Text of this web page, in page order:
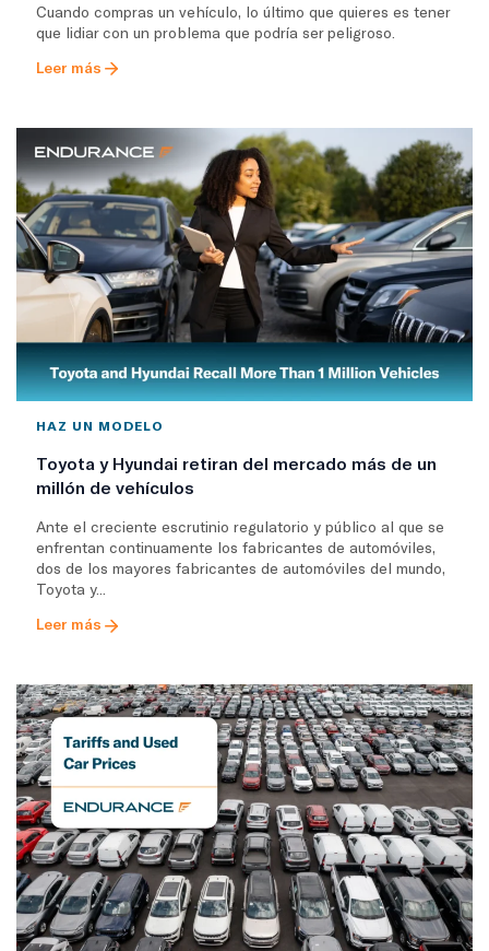
Cuando compras un vehículo, lo último que quieres es tener
que lidiar con un problema que podría ser peligroso.
Leer más
HAZ UN MODELO
Toyota y Hyundai retiran del mercado más de un
millón de vehículos
Ante el creciente escrutinio regulatorio y público al que se
enfrentan continuamente los fabricantes de automóviles,
dos de los mayores fabricantes de automóviles del mundo,
Toyota y...
Leer más